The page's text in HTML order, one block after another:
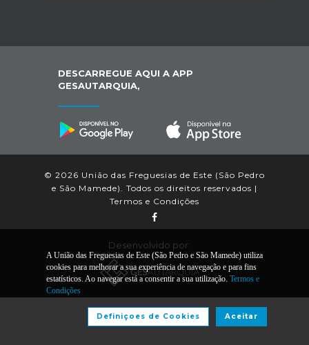
DESCARREGUE AQUI A APP
GESAUTARQUIA,
© 2026 União das Freguesias de Este (São Pedro
e São Mamede). Todos os direitos reservados |
Termos e Condições
Desenvolvido por:
A União das Freguesias de Este (São Pedro e São Mamede) utiliza
cookies para melhorar a sua experiência de navegação e para fins
estatísticos. Ao navegar está a consentir a sua utilização. Termos e
Condições
Aceitar
Definiçoes de Cookies